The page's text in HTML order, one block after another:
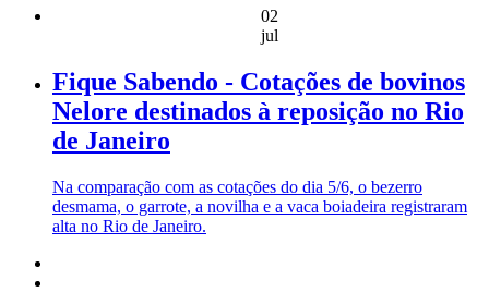
02
jul
Fique Sabendo - Cotações de bovinos
Nelore destinados à reposição no Rio
de Janeiro
Na comparação com as cotações do dia 5/6, o bezerro
desmama, o garrote, a novilha e a vaca boiadeira registraram
alta no Rio de Janeiro.